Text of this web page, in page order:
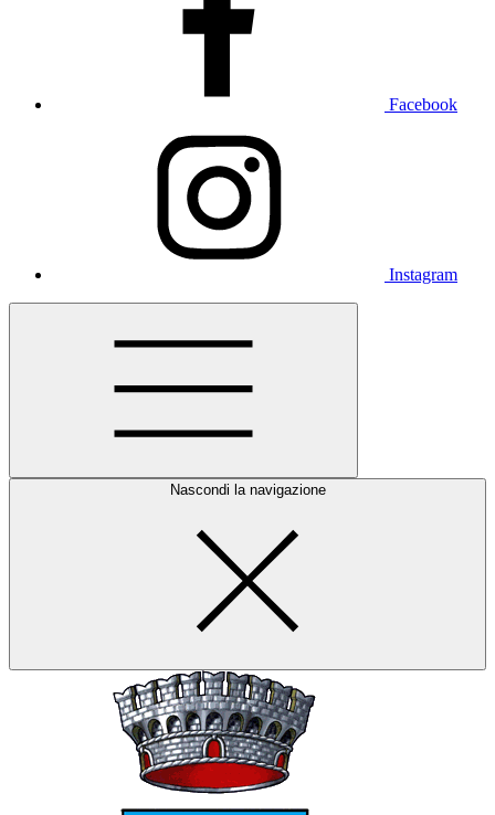
Facebook
Instagram
Nascondi la navigazione